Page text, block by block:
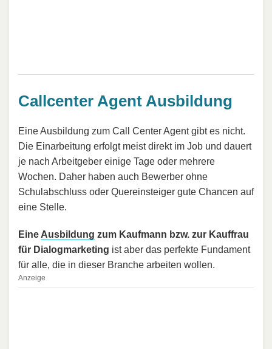
Callcenter Agent Ausbildung
Eine Ausbildung zum Call Center Agent gibt es nicht.
Die Einarbeitung erfolgt meist direkt im Job und dauert
je nach Arbeitgeber einige Tage oder mehrere
Wochen. Daher haben auch Bewerber ohne
Schulabschluss oder Quereinsteiger gute Chancen auf
eine Stelle.
EineAusbildung zum Kaufmann bzw. zur Kauffrau
für Dialogmarketing ist aber das perfekte Fundament
für alle, die in dieser Branche arbeiten wollen.
Anzeige